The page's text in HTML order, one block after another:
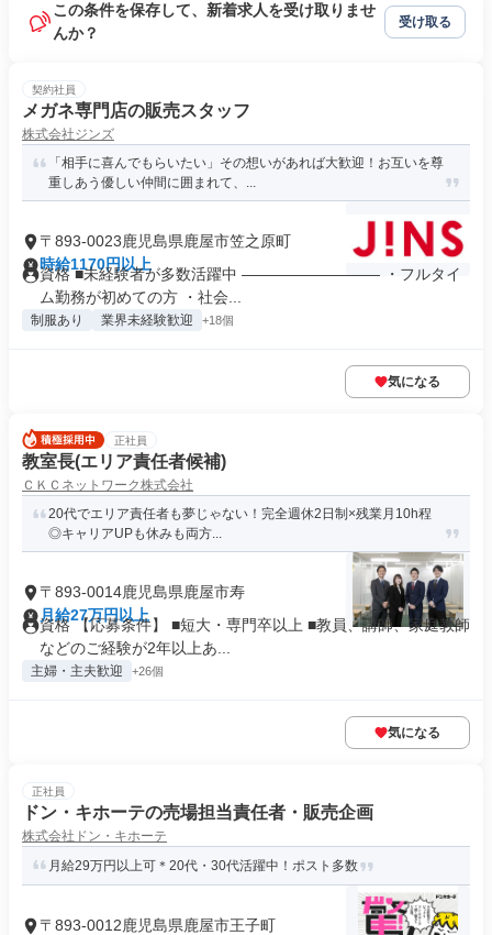
この条件を保存して、新着求人を受け取りませ
んか？
受け取る
契約社員
メガネ専門店の販売スタッフ
株式会社ジンズ
「相手に喜んでもらいたい」その想いがあれば大歓迎！お互いを尊
重しあう優しい仲間に囲まれて、...
〒893-0023鹿児島県鹿屋市笠之原町
時給1170円以上
資格 ■未経験者が多数活躍中 ――――――――― ・フルタイ
ム勤務が初めての方 ・社会...
制服あり 業界未経験歓迎 +18個
気になる
正社員
教室長(エリア責任者候補)
ＣＫＣネットワーク株式会社
20代でエリア責任者も夢じゃない！完全週休2日制×残業月10h程
◎キャリアUPも休みも両方...
〒893-0014鹿児島県鹿屋市寿
月給27万円以上
資格 【応募条件】 ■短大・専門卒以上 ■教員、講師、家庭教師
などのご経験が2年以上あ...
主婦・主夫歓迎 +26個
気になる
正社員
ドン・キホーテの売場担当責任者・販売企画
株式会社ドン・キホーテ
月給29万円以上可＊20代・30代活躍中！ポスト多数
〒893-0012鹿児島県鹿屋市王子町